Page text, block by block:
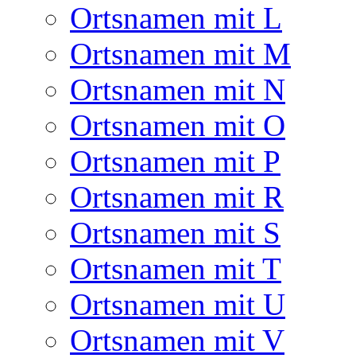
Ortsnamen mit L
Ortsnamen mit M
Ortsnamen mit N
Ortsnamen mit O
Ortsnamen mit P
Ortsnamen mit R
Ortsnamen mit S
Ortsnamen mit T
Ortsnamen mit U
Ortsnamen mit V